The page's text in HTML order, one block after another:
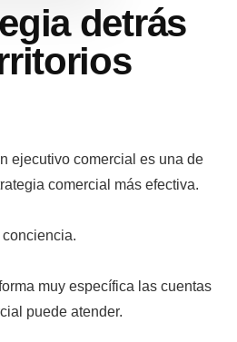
detrás
ejecutivo comercial es una de
comercial más efectiva.
muy específica las cuentas
puede atender.